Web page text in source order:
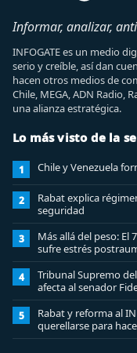
Informar, analizar,
INFOGATE es un medio
serio y creíble, así dan
hacen otros medios de
Chile, MEGA, ADN Radio,
una alianza estratégica.
Lo más visto de la
1 Chile y Venezuela
2
Rabat explica
seguridad
3
Más allá del peso: El
sufre estrés
4
Tribunal Supremo
afecta al senador
5
Rabat y reforma al
querellarse para